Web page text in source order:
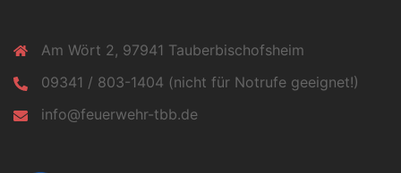
Am Wört 2, 97941 Tauberbischofsheim
09341 / 803-1404 (nicht für Notrufe geeignet!)
info@feuerwehr-tbb.de